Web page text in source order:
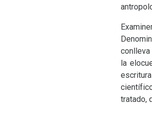
la
tratado,